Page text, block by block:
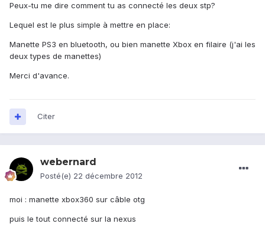
Peux-tu me dire comment tu as connecté les deux stp?
Lequel est le plus simple à mettre en place:
Manette PS3 en bluetooth, ou bien manette Xbox en filaire (j'ai les
deux types de manettes)
Merci d'avance.
Citer
webernard
Posté(e) 22 décembre 2012
moi : manette xbox360 sur câble otg
puis le tout connecté sur la nexus